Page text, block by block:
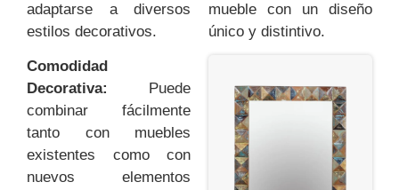
adaptarse a diversos
estilos decorativos.
Comodidad
Decorativa:
Puede
combinar fácilmente
tanto con muebles
existentes como con
nuevos elementos
mueble con un diseño
único y distintivo.